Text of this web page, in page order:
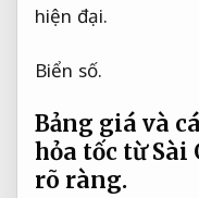
hiện đại.
Biển số.
Bảng giá và
hỏa tốc từ Sài
rõ ràng.